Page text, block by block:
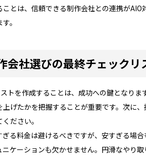
とは、信頼できる制作会社との連携が
。
会社選びの最終チェックリ
トを作成することは、成功への鍵となり
げたかを把握することが重要です。次に
ださい。
る料金は避けるべきですが、安すぎる場
ケーションも欠かせません。円滑なやり